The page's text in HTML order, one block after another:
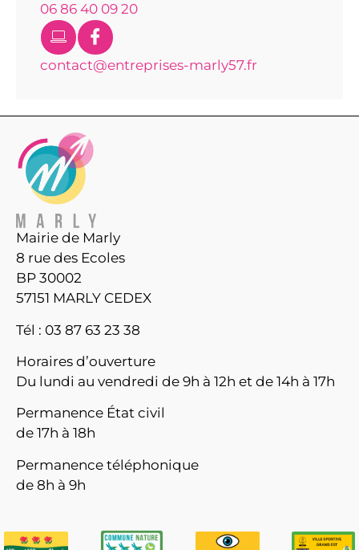
06 86 40 09 20
contact@entreprises-marly57.fr
Mairie de Marly
8 rue des Ecoles
BP 30002
57151 MARLY CEDEX
Tél : 03 87 63 23 38
Horaires d’ouverture
Du lundi au vendredi de 9h à 12h et de 14h à 17h
Permanence État civil
de 17h à 18h
Permanence téléphonique
de 8h à 9h